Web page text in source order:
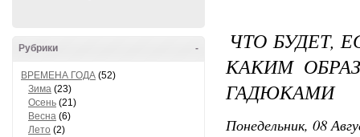
-
Рубрики
ВРЕМЕНА ГОДА (52)
Зима (23)
Осень (21)
Весна (6)
Лето (2)
ЧТО БУДЕТ,
КАКИМ
ГАДЮКАМИ
Понедельник, 08